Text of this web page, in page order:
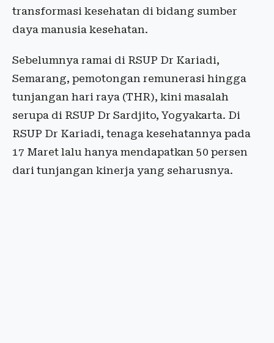
transformasi kesehatan di bidang sumber
daya manusia kesehatan.
Sebelumnya ramai di RSUP Dr Kariadi,
Semarang, pemotongan remunerasi hingga
tunjangan hari raya (THR), kini masalah
serupa di RSUP Dr Sardjito, Yogyakarta. Di
RSUP Dr Kariadi, tenaga kesehatannya pada
17 Maret lalu hanya mendapatkan 50 persen
dari tunjangan kinerja yang seharusnya.